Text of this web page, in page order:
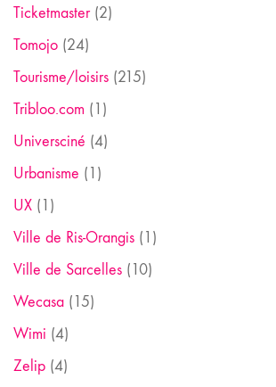
Ticketmaster(2)
Tomojo (24)
Tourisme/loisirs (215)
Tribloo.com (1)
Universciné (4)
Urbanisme (1)
UX (1)
Ville de Ris-Orangis (1)
Ville de Sarcelles (10)
Wecasa (15)
Wimi (4)
Zelip (4)